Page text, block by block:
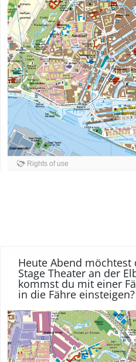
Rights of use
Heute Abend
Stage Theater an der
kommst du mit einer
in die Fähre einsteigen?